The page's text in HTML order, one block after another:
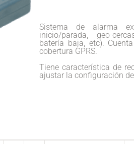
Sistema de alarma
inicio/parada, geo-
batería baja, etc).
cobertura GPRS.
Tiene característica de
ajustar la configuración